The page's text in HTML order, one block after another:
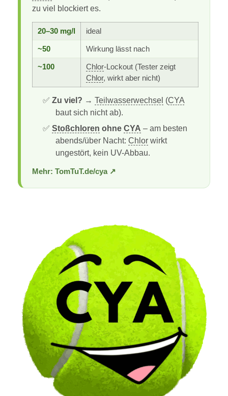
zu viel blockiert es.
20–30 mg/l ideal
~50 Wirkung lässt nach
~100 Chlor-Lockout (Tester zeigt
Chlor, wirkt aber nicht)
✅ Zu viel? → Teilwasserwechsel (CYA
baut sich nicht ab).
✅ Stoßchloren ohne CYA – am besten
abends/über Nacht:Chlor wirkt
ungestört, kein UV-Abbau.
Mehr: TomTuT.de/cya ↗